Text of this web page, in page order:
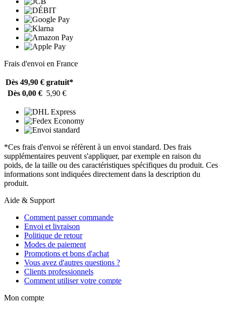
Frais d'envoi en France
Dès 49,90 € gratuit*
Dès 0,00 € 5,90 €
*Ces frais d'envoi se réfèrent à un envoi standard. Des frais
supplémentaires peuvent s'appliquer, par exemple en raison du
poids, de la taille ou des caractéristiques spécifiques du produit. Ces
informations sont indiquées directement dans la description du
produit.
Aide & Support
Comment passer commande
Envoi et livraison
Politique de retour
Modes de paiement
Promotions et bons d'achat
Vous avez d'autres questions ?
Clients professionnels
Comment utiliser votre compte
Mon compte